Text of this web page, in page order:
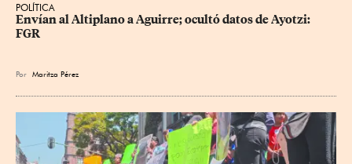
POLÍTICA
Envían al Altiplano a Aguirre; ocultó datos de Ayotzi:
FGR
Por Maritza Pérez